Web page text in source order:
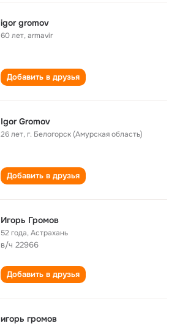
igor gromov
60 лет,armavir
Добавить в друзья
Igor Gromov
26 лет,г. Белогорск (Амурская область)
Добавить в друзья
Игорь Громов
52 года,Астрахань
в/ч 22966
Добавить в друзья
игорь громов